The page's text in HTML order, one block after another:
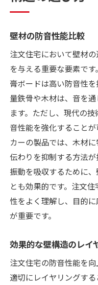
壁材の防音性能比較
注文住宅において壁材
を与える重要な要素で
膏ボードは高い防音性
量鉄骨や木材は、音を
ます。ただし、現代の
音性能を強化すること
カーの製品では、木材
伝わりを抑制する方法
振動を吸収するために
とも効果的です。注文
性をよく理解し、目的
が重要です。
効果的な壁構造のレイ
注文住宅の防音性能を
適切にレイヤリングす